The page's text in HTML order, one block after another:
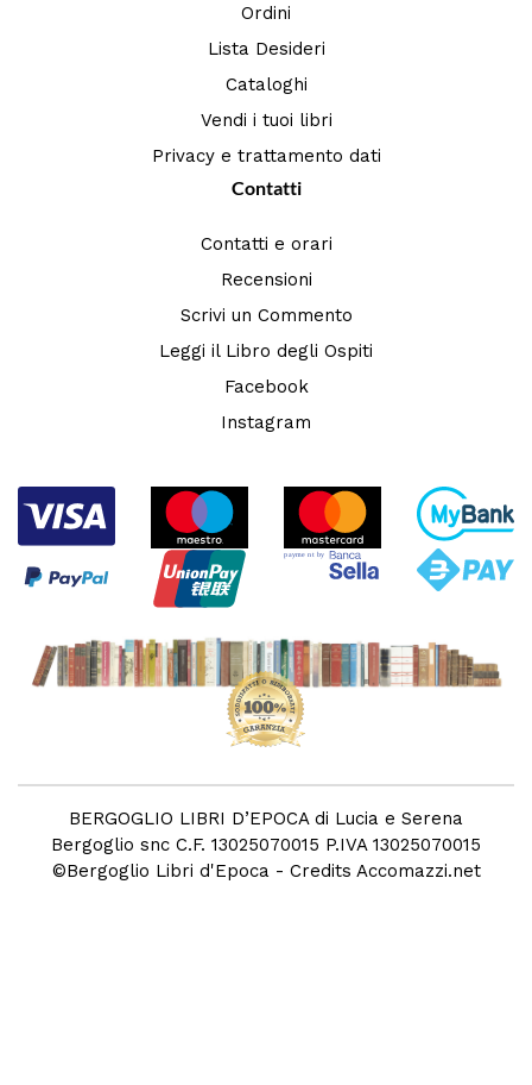
Ordini
Lista Desideri
Cataloghi
Vendi i tuoi libri
Privacy e trattamento dati
Contatti
Contatti e orari
Recensioni
Scrivi un Commento
Leggi il Libro degli Ospiti
Facebook
Instagram
BERGOGLIO LIBRI D’EPOCA di Lucia e Serena
Bergoglio snc C.F. 13025070015 P.IVA 13025070015
©Bergoglio Libri d'Epoca - Credits Accomazzi.net